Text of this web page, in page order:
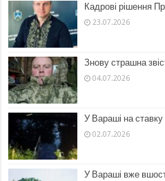
Кадрові рішення
23.07.2026
Знову страшна
04.07.2026
У Вараші на
02.07.2026
У Вараші вже